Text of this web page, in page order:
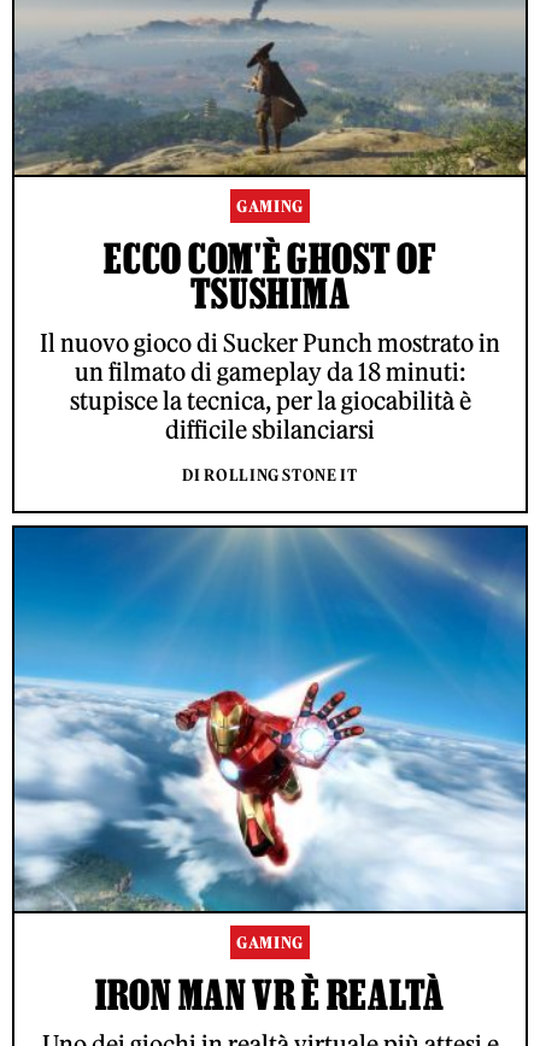
GAMING
ECCO COM'È GHOST OF
TSUSHIMA
Il nuovo gioco di Sucker Punch mostrato in
un filmato di gameplay da 18 minuti:
stupisce la tecnica, per la giocabilità è
difficile sbilanciarsi
DI ROLLING STONE IT
GAMING
IRON MAN VR È REALTÀ